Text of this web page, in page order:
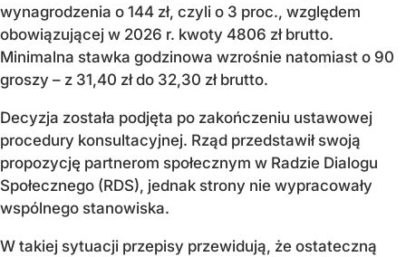
wynagrodzenia o 144 zł, czyli o 3 proc., względem
obowiązującej w 2026 r. kwoty 4806 zł brutto.
Minimalna stawka godzinowa wzrośnie natomiast o 90
groszy – z 31,40 zł do 32,30 zł brutto.
Decyzja została podjęta po zakończeniu ustawowej
procedury konsultacyjnej. Rząd przedstawił swoją
propozycję partnerom społecznym w Radzie Dialogu
Społecznego (RDS), jednak strony nie wypracowały
wspólnego stanowiska.
W takiej sytuacji przepisy przewidują, że ostateczną